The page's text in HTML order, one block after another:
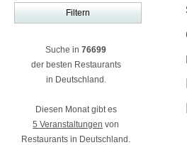
Suche in 76699
der besten Restaurants
in Deutschland.
Diesen Monat gibt es
5 Veranstaltungen von
Restaurants in Deutschland.